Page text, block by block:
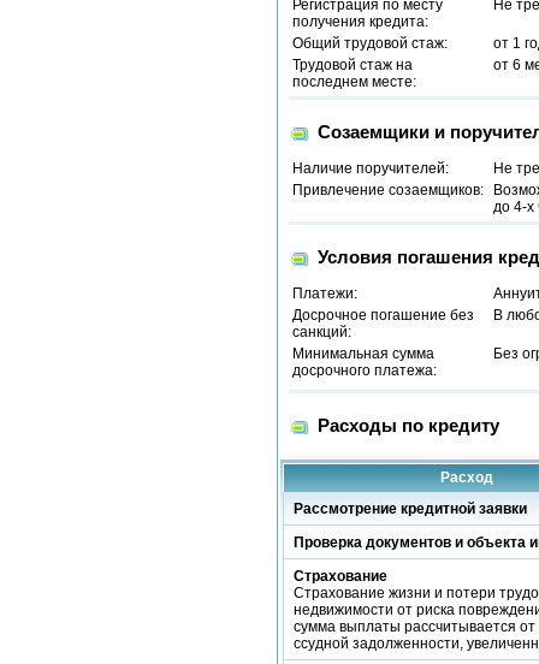
Регистрация по месту
получения кредита:
Не
Общий трудовой стаж:
от 1
Трудовой стаж на
последнем месте:
от 6
Созаемщики и
Наличие поручителей:
Не
Привлечение созаемщиков:
до 4-х
Условия погашения
Платежи:
Досрочное погашение без
санкций:
В
Минимальная сумма
досрочного платежа:
Без
Расходы по кредиту
Расход
Рассмотрение кредитной заявки
Проверка документов и объекта
Страхование
Страхование жизни и потери
недвижимости от риска
сумма выплаты рассчитывается от
ссудной задолженности,